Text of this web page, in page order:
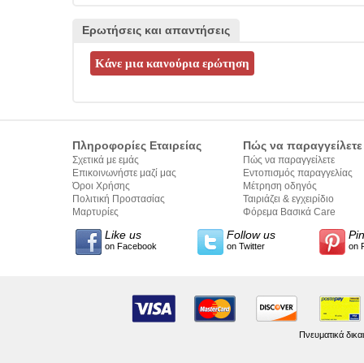
Ερωτήσεις και απαντήσεις
Πληροφορίες Εταιρείας
Σχετικά με εμάς
Επικοινωνήστε μαζί μας
Όροι Χρήσης
Πολιτική Προστασίας
Προσωπικών Δεδομένων
Μαρτυρίες
Πώς να παραγγείλετε
Πώς να παραγγείλετε
Εντοπισμός παραγγελίας
Μέτρηση οδηγός
Ταιριάζει & εγχειρίδιο
σύνταξης κειμένων
Φόρεμα Βασικά Care
Like us
on Facebook
Follow us
on Twitter on
Πνευματικά